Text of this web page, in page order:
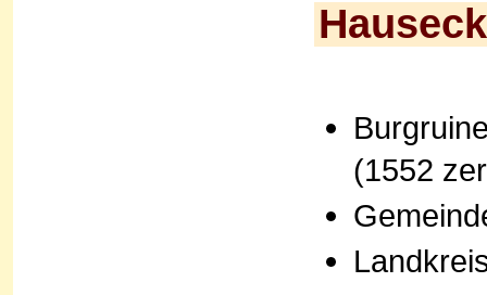
Hauseck
(1552